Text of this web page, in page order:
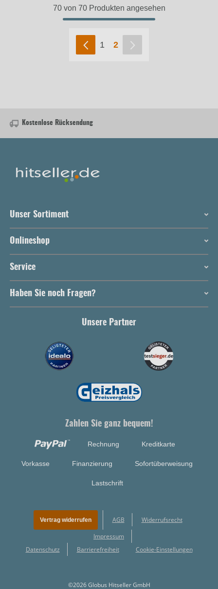
70 von 70 Produkten angesehen
1 2
Kostenlose Rücksendung
Unser Sortiment
Onlineshop
Service
Haben Sie noch Fragen?
Unsere Partner
Zahlen Sie ganz bequem!
Rechnung Kreditkarte
Vorkasse Finanzierung Sofortüberweisung
Lastschrift
©2026 Globus Hitseller GmbH
Vertrag widerrufen AGB Widerrufsrecht
Impressum
Datenschutz
Barrierefreiheit Cookie-Einstellungen